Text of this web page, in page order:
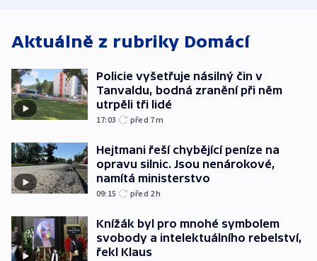
Aktuálně z rubriky Domácí
Policie vyšetřuje násilný čin v
Tanvaldu, bodná zranění při něm
utrpěli tři lidé
17:03 před 7m
Hejtmani řeší chybějící peníze na
opravu silnic. Jsou nenárokové,
namítá ministerstvo
09:15 před 2h
Knížák byl pro mnohé symbolem
svobody a intelektuálního rebelství,
řekl Klaus